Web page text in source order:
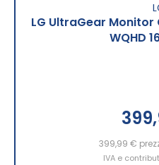
LG UltraGear Monitor
WQHD
399,99 €
IVA e